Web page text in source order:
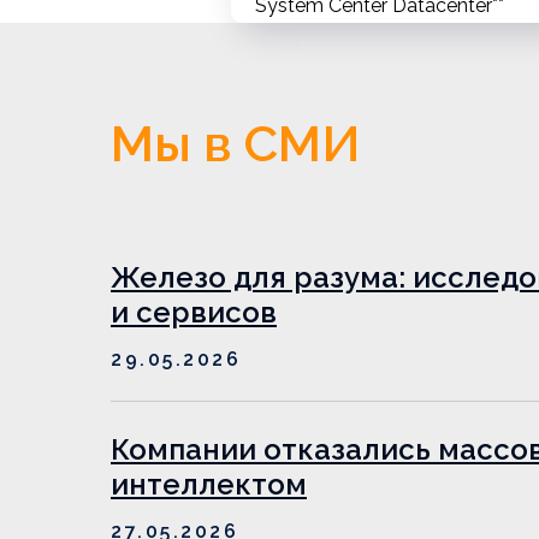
Дополнительные
Оплачивать
System Center).
System Center Datacenter**
Мы в СМИ
Железо для разума:
и сервисов
29.05.2026
Компании отказались
интеллектом
27.05.2026